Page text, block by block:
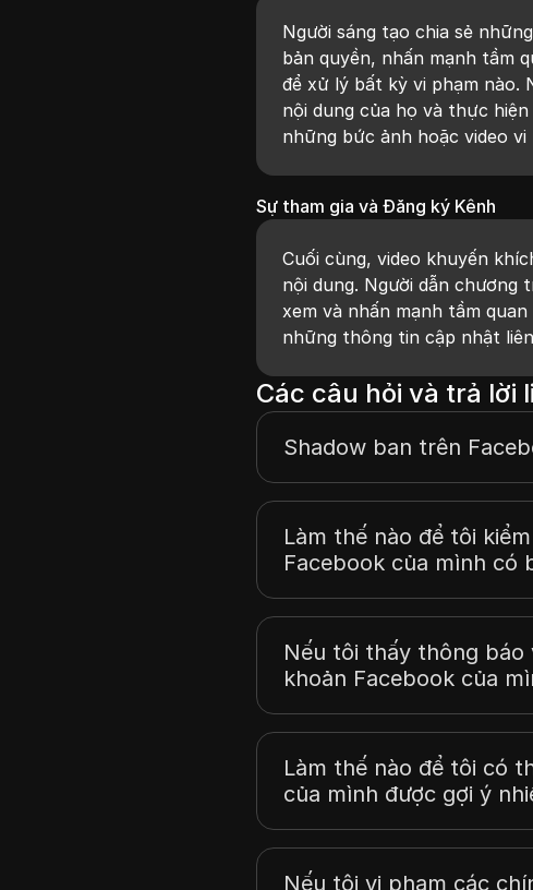
Người sáng tạo chia sẻ
bản quyền, nhấn mạnh tầm
để xử lý bất kỳ vi phạm nào.
nội dung của họ và thực
những bức ảnh hoặc video vi
Sự tham gia và Đăng ký Kênh
Cuối cùng, video khuyến
nội dung. Người dẫn chương
xem và nhấn mạnh tầm
những thông tin cập nhật
Các câu hỏi và trả lời
Shadow ban trên
Làm thế nào để tôi
Facebook của mình có
Nếu tôi thấy thông
khoản Facebook của
Làm thế nào để tôi có
của mình được gợi ý
Nếu tôi vi phạm các